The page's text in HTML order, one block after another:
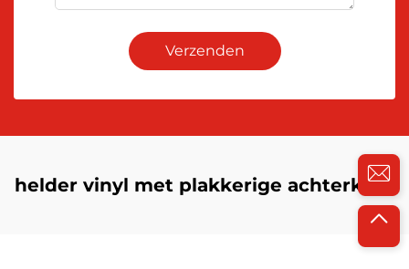
Verzenden
helder vinyl met plakkerige achterkant